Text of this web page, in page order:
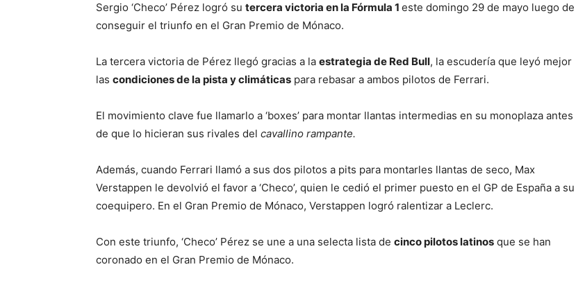
Sergio ‘Checo’ Pérez logró su tercera victoria en la Fórmula 1 este domingo 29 de mayo luego de
conseguir el triunfo en el Gran Premio de Mónaco.
La tercera victoria de Pérez llegó gracias a la estrategia de Red Bull, la escudería que leyó mejor
las condiciones de la pista y climáticas para rebasar a ambos pilotos de Ferrari.
El movimiento clave fue llamarlo a ‘boxes’ para montar llantas intermedias en su monoplaza antes
de que lo hicieran sus rivales del cavallino rampante.
Además, cuando Ferrari llamó a sus dos pilotos a pits para montarles llantas de seco, Max
Verstappen le devolvió el favor a ‘Checo’, quien le cedió el primer puesto en el GP de España a su
coequipero. En el Gran Premio de Mónaco, Verstappen logró ralentizar a Leclerc.
Con este triunfo, ‘Checo’ Pérez se une a una selecta lista de cinco pilotos latinos que se han
coronado en el Gran Premio de Mónaco.